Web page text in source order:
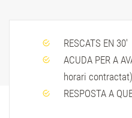
RESCATS EN 30'
ACUDA PER A
horari contractat)
RESPOSTA A